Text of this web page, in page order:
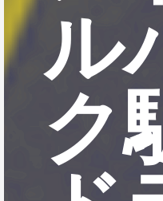
ル
ク